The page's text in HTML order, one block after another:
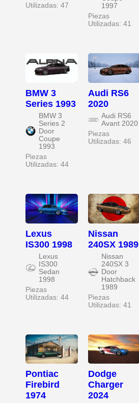
Utilizadas: 47
1997
Piezas
Utilizadas: 41
BMW 3
Series 1993
BMW 3
Series 2
Door
Coupe
1993
Piezas
Utilizadas: 44
Audi RS6
2020
Audi RS6
Avant 2020
Piezas
Utilizadas: 46
Lexus
IS300 1998
Lexus
IS300
Sedan
1998
Piezas
Utilizadas: 44
Nissan
240SX 1989
Nissan
240SX 3
Door
Hatchback
1989
Piezas
Utilizadas: 41
Pontiac
Firebird
1974
Dodge
Charger
2024